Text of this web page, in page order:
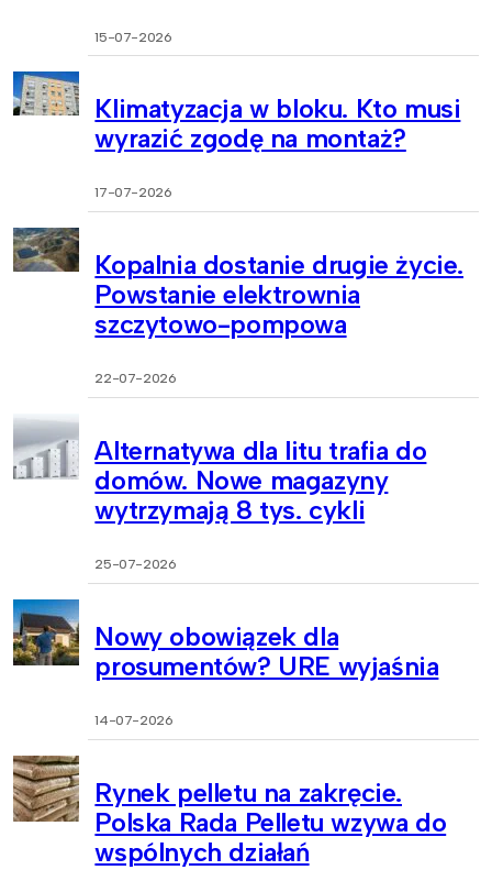
15-07-2026
Klimatyzacja w bloku. Kto musi
wyrazić zgodę na montaż?
17-07-2026
Kopalnia dostanie drugie życie.
Powstanie elektrownia
szczytowo-pompowa
22-07-2026
Alternatywa dla litu trafia do
domów. Nowe magazyny
wytrzymają 8 tys. cykli
25-07-2026
Nowy obowiązek dla
prosumentów? URE wyjaśnia
14-07-2026
Rynek pelletu na zakręcie.
Polska Rada Pelletu wzywa do
wspólnych działań